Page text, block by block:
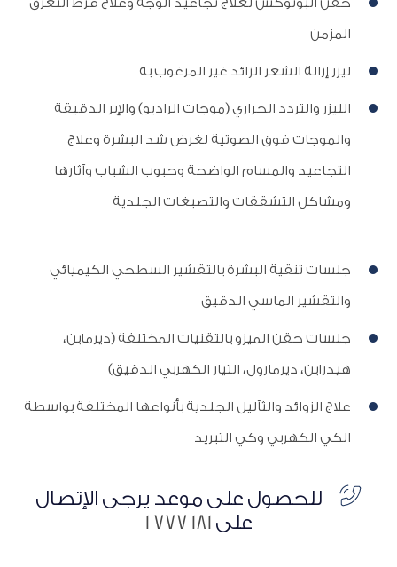
المزمن
ليزر إزالة الشعر الزائد غير المرغوب به
الليزر والتردد الحراري (موجات الراديو) والإبر الدقيقة
والموجات فوق الصوتية لغرض شد البشرة وعلاج
التجاعيد والمسام الواضحة وحبوب الشباب وآثارها
ومشاكل التشققات والتصبغات الجلدية
جلسات تنقية البشرة بالتقشير السطحي الكيميائي
والتقشير الماسي الدقيق
جلسات حقن الميزو بالتقنيات المختلفة (ديرمابن،
هيدرابن، ديرمارول، التيار الكهربي الدقيق)
علاج الزوائد والثآليل الجلدية بأنواعها المختلفة بواسطة
الكي الكهربي وكي التبريد
للحصول على موعد يرجى الإتصال
على 181 777 1